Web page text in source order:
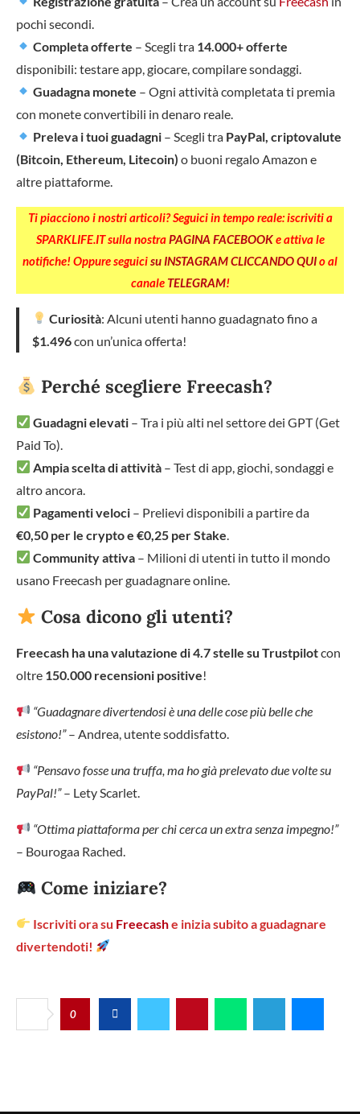
pochi secondi.
Completa offerte – Scegli tra 14.000+ offerte
disponibili: testare app, giocare, compilare sondaggi.
Guadagna monete – Ogni attività completata ti premia
con monete convertibili in denaro reale.
Preleva i tuoi guadagni – Scegli tra PayPal, criptovalute
(Bitcoin, Ethereum, Litecoin) o buoni regalo Amazon e
altre piattaforme.
Ti piacciono i nostri articoli? Seguici in tempo reale: iscriviti a
SPARKLIFE.IT sulla nostraPAGINA FACEBOOKe attiva le
notifiche! Oppure seguicisu INSTAGRAM CLICCANDO QUIo al
canale TELEGRAM!
Curiosità: Alcuni utenti hanno guadagnato fino a
$1.496con un’unica offerta!
Perché scegliere Freecash?
Guadagni elevati – Tra i più alti nel settore dei GPT (Get
Paid To).
Ampia scelta di attività – Test di app, giochi, sondaggi e
altro ancora.
Pagamenti veloci – Prelievi disponibili a partire da
€0,50 per le crypto e €0,25 per Stake
Community attiva – Milioni di utenti in tutto il mondo
usano Freecash per guadagnare online.
Cosa dicono gli utenti?
Freecash ha una valutazione di 4.7 stelle su Trustpilotcon
oltre 150.000 recensioni positive!
“Guadagnare divertendosi è una delle cose più belle che
esistono!”– Andrea, utente soddisfatto.
“Pensavo fosse una truffa, ma ho già prelevato due volte su
PayPal!”– Lety Scarlet.
“Ottima piattaforma per chi cerca un extra senza impegno!”
– Bourogaa Rached.
Come iniziare?
Iscriviti ora su Freecashe inizia subito a guadagnare
divertendoti!
0